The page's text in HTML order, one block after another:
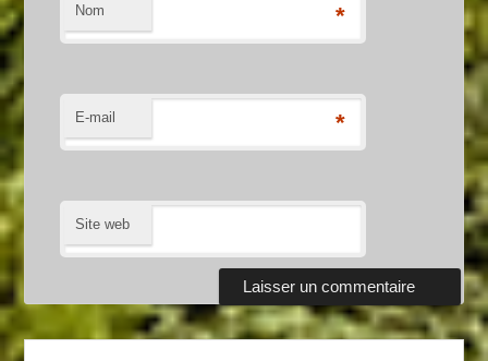
Nom *
E-mail *
Site web